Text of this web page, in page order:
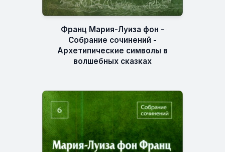
Франц Мария-Луиза фон -
Собрание сочинений -
Архетипические символы в
волшебных сказках